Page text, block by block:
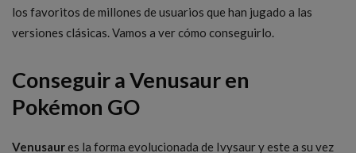
los favoritos de millones de usuarios que han jugado a las
versiones clásicas. Vamos a ver cómo conseguirlo.
Conseguir a Venusaur en
Pokémon GO
Venusaures la forma evolucionada de Ivysaur y este a su vez